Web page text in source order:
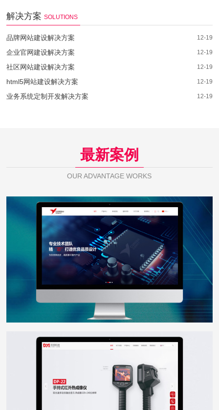
解决方案 SOLUTIONS
品牌网站建设解决方案 12-19
企业官网建设解决方案 12-19
社区网站建设解决方案 12-19
html5网站建设解决方案 12-19
业务系统定制开发解决方案 12-19
最新案例
OUR ADVANTAGE WORKS
芯佰微电子
点扬科技
WEB DESIGN